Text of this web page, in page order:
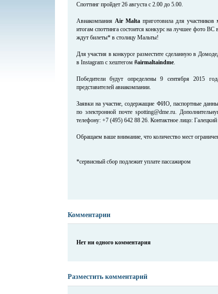
Споттинг пройдет 26 августа с 2.00 до 5.00.
Авиакомпания Air Maltaприготовила для
итогам споттинга состоится конкурс на лучшее фото ВС
ждут билеты* в столицу Мальты!
Для участия в конкурсе разместите сделанную в
в Instagram с хештегом #airmaltaindme.
Победители будут определены 9 сентября 2015
представителей авиакомпании.
Заявки на участие, содержащие ФИО, паспортные
по электронной почте spotting@dme.ru.
телефону: +7 (495) 642 88 26. Контактное лицо:
Обращаем ваше внимание, что количество мест
*сервисный сбор подлежит уплате пассажиром
Комментарии
Нет ни одного комментария
Разместить комментарий